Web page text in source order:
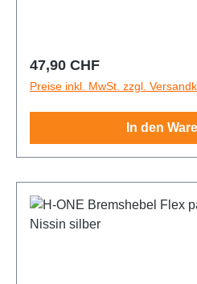
Regulärer Preis:
47,90 CHF
Preise inkl. MwSt. zzgl.
In den